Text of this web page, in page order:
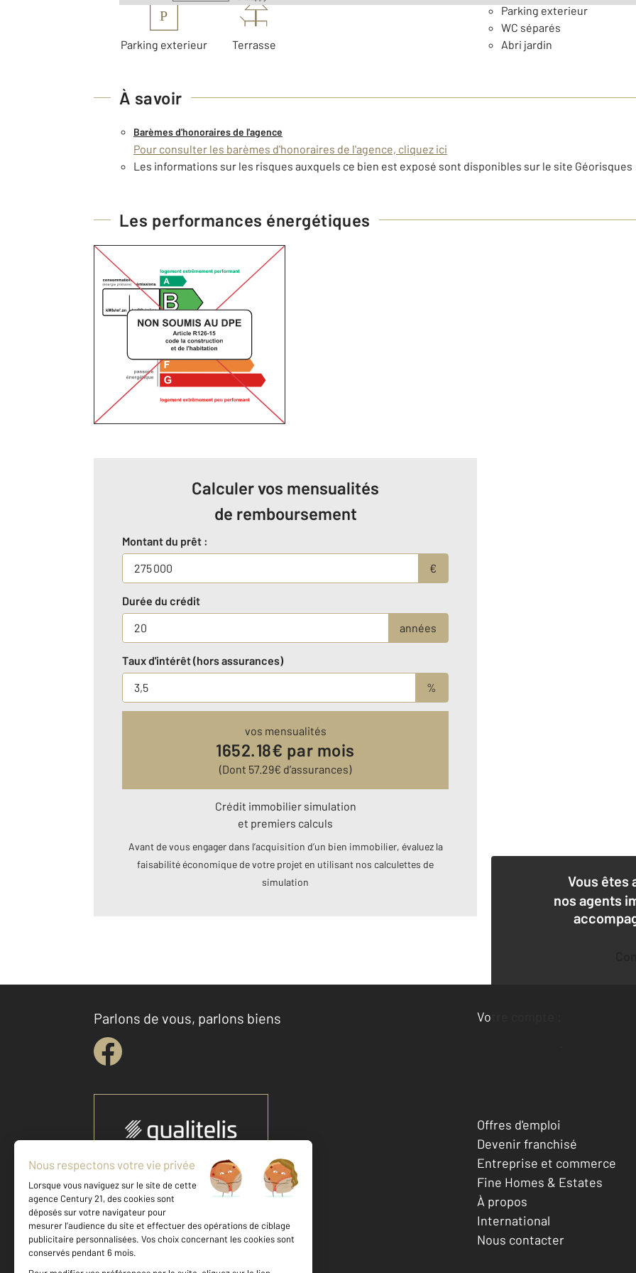
P
Parking exterieur Terrasse
Parking exterieur
WC séparés
Abri jardin
À savoir
Barèmes d'honoraires de l'agence
Pour consulter les barèmes d'honoraires de l'agence, cliquez ici
Les informations sur les risques auxquels ce bien est exposé sont disponibles sur le site
Les performances énergétiques
Calculer vos mensualités
de remboursement
Montant du prêt :
€
Durée du crédit
années
Taux d'intérêt (hors assurances)
%
vos mensualités
1652.18€ par mois
(Dont 57.29€ d’assurances)
Crédit immobilier simulation
et premiers calculs
Avant de vous engager dans l’acquisition d’un bien immobilier, évaluez la
faisabilité économique de votre projet en utilisant nos calculettes de
simulation
Vous êtes
nos agents
Parlons de vous, parlons biens
Votre compte :
Accéder à mon compte
Votre agence est notée
Achat
Vente
9,2/10
Offres d'emploi
Devenir franchisé
Entreprise et commerce
Fine Homes & Estates
À propos
International
Nous contacter